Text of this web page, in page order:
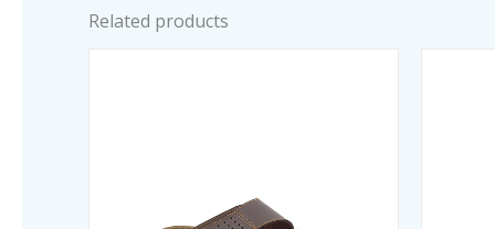
Related products